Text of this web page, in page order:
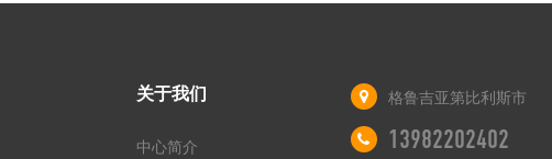
关于我们
中心简介
格鲁吉亚第比利斯市
13982202402